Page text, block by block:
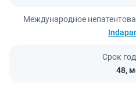
Международное
Срок
48,